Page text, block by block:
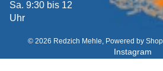
Sa. 9:30 bis 12
Uhr
© 2026 Redzich Mehle, Powered by
Instagram